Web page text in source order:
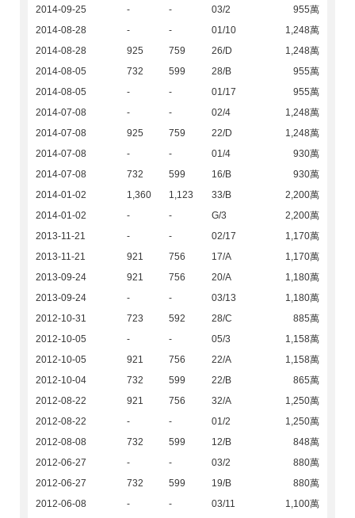
2014-09-25
- - 03/2
955萬
2014-08-28
- - 01/10
1,248萬
2014-08-28
925 759 26/D
1,248萬
2014-08-05
732 599 28/B
955萬
2014-08-05
- - 01/17
955萬
2014-07-08
- - 02/4
1,248萬
2014-07-08
925 759 22/D
1,248萬
2014-07-08
- - 01/4
930萬
2014-07-08
732 599 16/B
930萬
2014-01-02
1,360 1,123 33/B
2,200萬
2014-01-02
- - G/3
2,200萬
2013-11-21
- - 02/17
1,170萬
2013-11-21
921 756 17/A
1,170萬
2013-09-24
921 756 20/A
1,180萬
2013-09-24
- - 03/13
1,180萬
2012-10-31
723 592 28/C
885萬
2012-10-05
- - 05/3
1,158萬
2012-10-05
921 756 22/A
1,158萬
2012-10-04
732 599 22/B
865萬
2012-08-22
921 756 32/A
1,250萬
2012-08-22
- - 01/2
1,250萬
2012-08-08
732 599 12/B
848萬
2012-06-27
- - 03/2
880萬
2012-06-27
732 599 19/B
880萬
2012-06-08
- - 03/11
1,100萬